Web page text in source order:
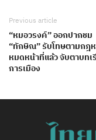
Previous article
“หมอวรงค์” ออกปากชม
“ทักษิณ” รับโทษตามกฎ
หมดหน้าที่แล้ว จับตาบทเ
การเมือง